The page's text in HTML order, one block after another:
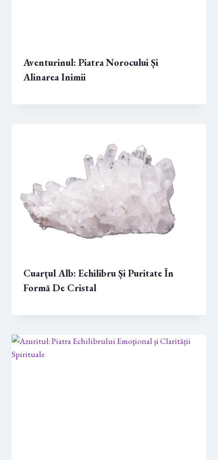
Aventurinul: Piatra Norocului Și
Alinarea Inimii
Cuarțul Alb: Echilibru Și Puritate În
Formă De Cristal